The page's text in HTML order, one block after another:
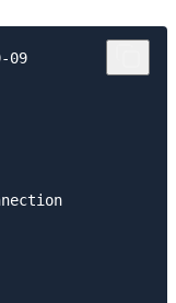
09